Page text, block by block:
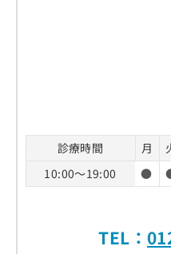
診療時間 月
10:00～19:00
●
TEL：